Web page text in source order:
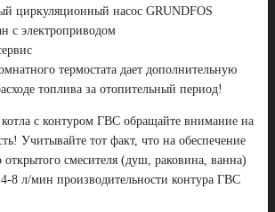
циркуляционный насос GRUNDFOS
с электроприводом
термостата дает дополнительную
топлива за отопительный период!
с контуром ГВС обращайте внимание на
Учитывайте тот факт, что на обеспечение
открытого смесителя (душ, раковина, ванна)
4-8 л/мин производительности контура ГВС